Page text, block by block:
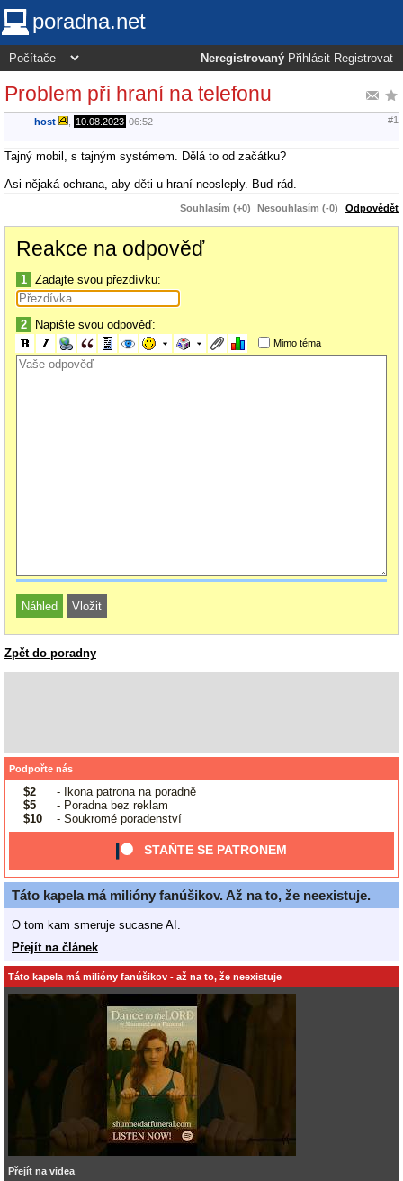
poradna.net
Neregistrovaný Přihlásit Registrovat
Problem při hraní na telefonu
host 10.08.2023 06:52 #1
Tajný mobil, s tajným systémem. Dělá to od začátku?
Asi nějaká ochrana, aby děti u hraní neosleply. Buď rád.
Souhlasím (+0) Nesouhlasím (-0) Odpovědět
Reakce na odpověď
1 Zadajte svou přezdívku:
2 Napište svou odpověď:
Mimo téma
Zpět do poradny
Podpořte nás
$2
- Ikona patrona na poradně
$5
- Poradna bez reklam
$10
- Soukromé poradenství
STAŇTE SE PATRONEM
Táto kapela má milióny fanúšikov. Až na to, že neexistuje.
O tom kam smeruje sucasne AI.
Přejít na článek
Táto kapela má milióny fanúšikov - až na to, že neexistuje
Přejít na videa